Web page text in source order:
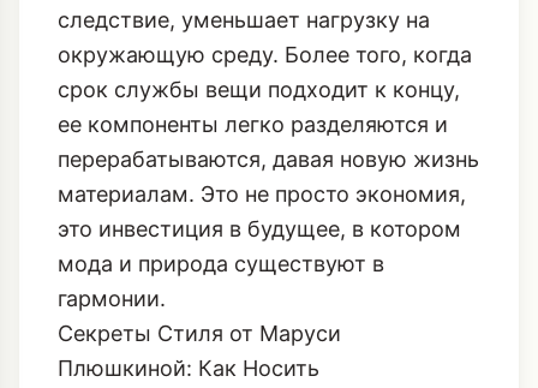
следствие, уменьшает нагрузку на
окружающую среду. Более того, когда
срок службы вещи подходит к концу,
ее компоненты легко разделяются и
перерабатываются, давая новую жизнь
материалам. Это не просто экономия,
это инвестиция в будущее, в котором
мода и природа существуют в
гармонии.
Секреты Стиля от Маруси
Плюшкиной: Как Носить